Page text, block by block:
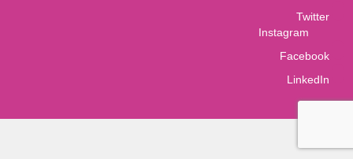
Twitter
Instagram
Facebook
LinkedIn